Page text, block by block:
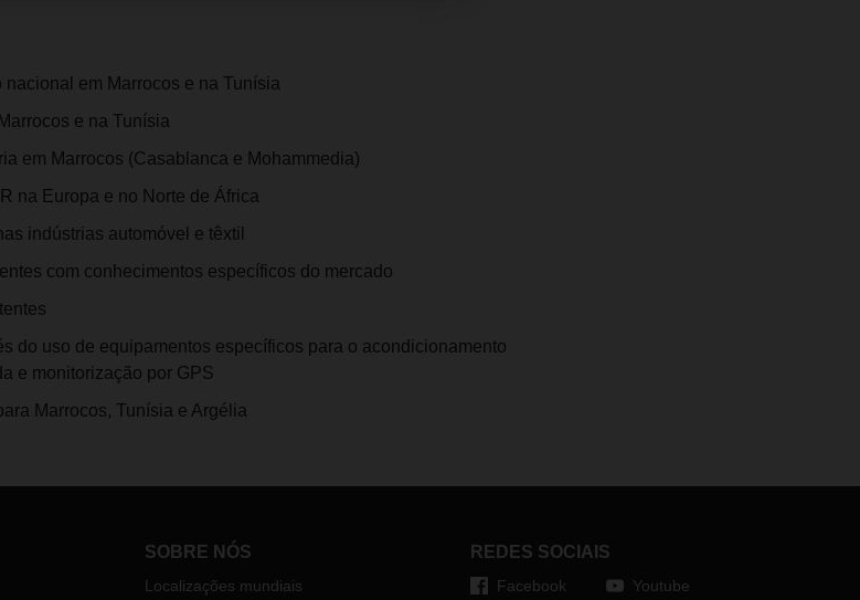
nacional em Marrocos e na Tunísia
e na Tunísia
em Marrocos (Casablanca e Mohammedia)
na Europa e no Norte de África
indústrias automóvel e têxtil
com conhecimentos específicos do mercado
do uso de equipamentos específicos para o acondicionamento
e monitorização por GPS
Marrocos, Tunísia e Argélia
SOBRE NÓS
Localizações mundiais
REDES SOCIAIS
Facebook
Youtube